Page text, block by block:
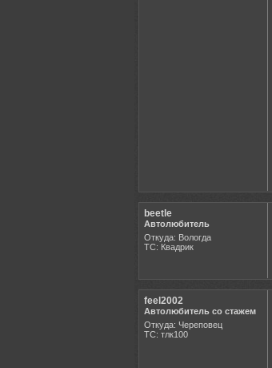
beetle
Автолюбитель
Откуда: Вологда
ТС: Квадрик
feel2002
Автолюбитель со стажем
Откуда: Череповец
ТС: тлк100